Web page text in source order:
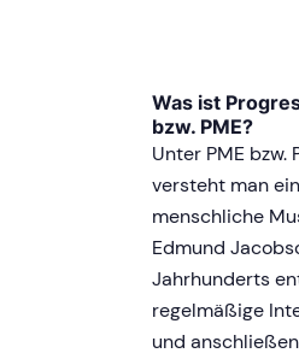
Was ist
bzw. PME?
Unter PME
versteht man
menschliche
Edmund
Jahrhunderts
regelmäßige
und